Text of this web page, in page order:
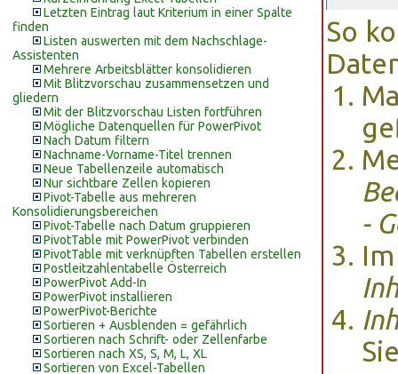
Letzten Eintrag laut Kriterium in einer Spalte
finden
Listen auswerten mit dem Nachschlage-
Assistenten
Mehrere Arbeitsblätter konsolidieren
Mit Blitzvorschau zusammensetzen und
gliedern
Mit der Blitzvorschau Listen fortführen
Mögliche Datenquellen für PowerPivot
Nach Datum filtern
Nachname-Vorname-Titel trennen
Neue Tabellenzeile automatisch
Nur sichtbare Zellen kopieren
Pivot-Tabelle aus mehreren
Konsolidierungsbereichen
Pivot-Tabelle nach Datum gruppieren
PivotTable mit PowerPivot verbinden
PivotTable mit verknüpften Tabellen erstellen
Postleitzahlentabelle Österreich
PowerPivot Add-In
PowerPivot installieren
PowerPivot-Berichte
Sortieren + Ausblenden = gefährlich
Sortieren nach Schrift- oder Zellenfarbe
Sortieren nach XS, S, M, L, XL
Sortieren von Excel-Tabellen
So
-